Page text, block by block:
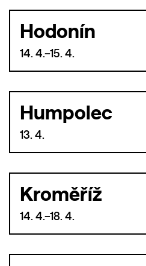
Hodonín
14. 4.–15. 4.
Humpolec
13. 4.
Kroměříž
14. 4.–18. 4.